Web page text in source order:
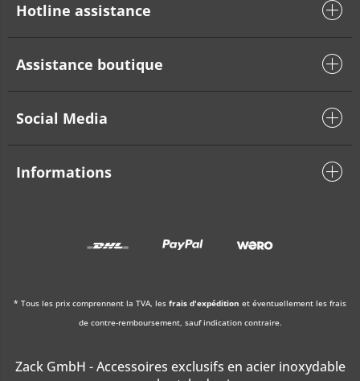
Hotline assistance
Assistance boutique
Social Media
Informations
* Tous les prix comprennent la TVA, les frais d'expédition et éventuellement les frais
de contre-remboursement, sauf indication contraire.
Zack GmbH - Accessoires exclusifs en acier inoxydable